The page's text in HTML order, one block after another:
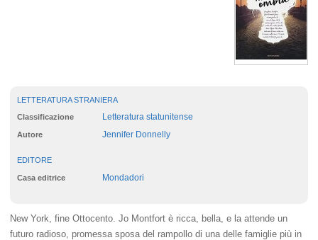
LETTERATURA STRANIERA
Classificazione Letteratura statunitense
Autore Jennifer Donnelly
EDITORE
Casa editrice Mondadori
New York, fine Ottocento. Jo Montfort è ricca, bella, e la attende un
futuro radioso, promessa sposa del rampollo di una delle famiglie più in